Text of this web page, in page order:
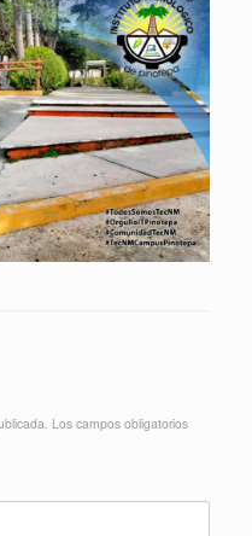
Los campos obligatorios